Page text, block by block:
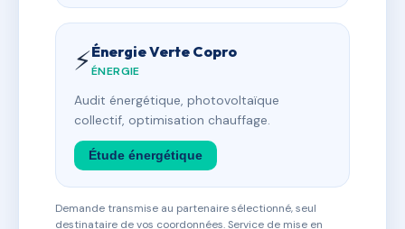
⚡Énergie Verte Copro
ÉNERGIE
Audit énergétique, photovoltaïque
collectif, optimisation chauffage.
Étude énergétique
Demande transmise au partenaire sélectionné, seul
destinataire de vos coordonnées. Service de mise en